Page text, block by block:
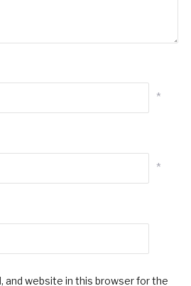
*
*
and website in this browser for the